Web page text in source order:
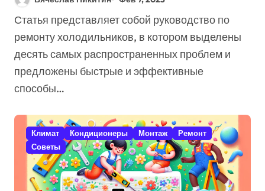
Быстро Решить
Проблемы?
Статья представляет собой руководство по
ремонту холодильников, в котором выделены
десять самых распространенных проблем и
предложены быстрые и эффективные
способы…
Климат Кондиционеры Монтаж
Ремонт
Советы